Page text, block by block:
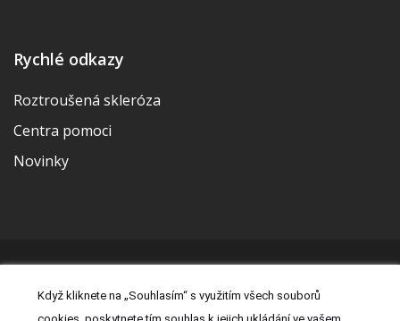
Rychlé odkazy
Roztroušená skleróza
Centra pomoci
Novinky
Právní prohlášení|Prohlášení o cookies|Nastavení cookies
Když kliknete na „Souhlasím“ s využitím všech souborů